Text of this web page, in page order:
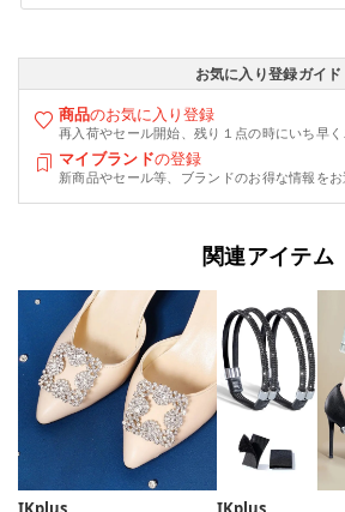
お気に入り登録ガイド
商品のお気に入り登録
再入荷やセール開始、残り１点の時にいち早
マイブランドの登録
新商品やセール等、ブランドのお得な情報を
関連アイテム